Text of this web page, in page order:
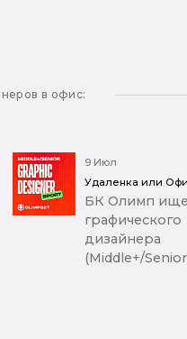
в офис:
9 Июл
Удаленка или
БК Олимп
графического
дизайнера
(Middle+/